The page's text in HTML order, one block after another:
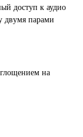
доступ к аудио
двумя парами
на